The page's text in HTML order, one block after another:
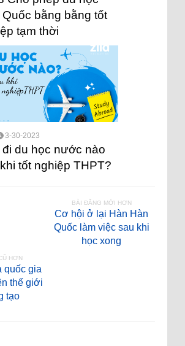
Quốc bằng bằng tốt
tạm thời
3-30-2023
đi du học nước nào
tốt nghiệp THPT?
BÀI ĐĂNG MỚI HƠN
Cơ hội ở lại Hàn Hàn
Quốc làm việc sau khi
học xong
HƠN
quốc gia
thế giới
tạo